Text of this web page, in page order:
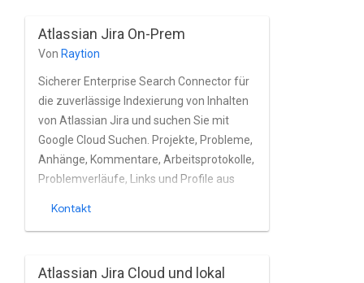
Cloud.
Atlassian Jira On-Prem
Von Raytion
Sicherer Enterprise Search Connector für
die zuverlässige Indexierung von Inhalten
von Atlassian Jira und suchen Sie mit
Google Cloud Suchen. Projekte, Probleme,
Anhänge, Kommentare, Arbeitsprotokolle,
Problemverläufe, Links und Profile aus
Installationen basierend auf Active
Kontakt
Atlassian Jira Cloud und lokal